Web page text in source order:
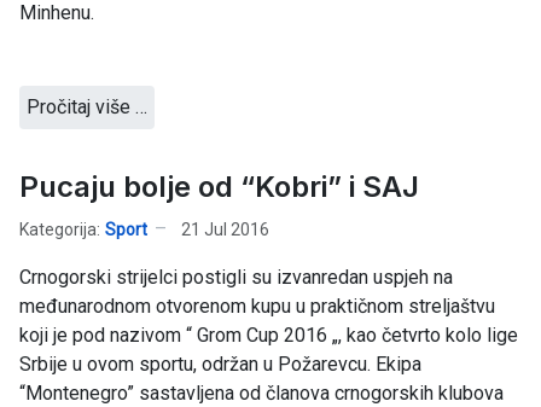
Minhenu.
Pročitaj više …
Pucaju bolje od “Kobri” i SAJ
Kategorija: Sport 21 Jul 2016
Crnogorski strijelci postigli su izvanredan uspjeh na
međunarodnom otvorenom kupu u praktičnom streljaštvu
koji je pod nazivom “ Grom Cup 2016 „, kao četvrto kolo lige
Srbije u ovom sportu, održan u Požarevcu. Ekipa
“Montenegro” sastavljena od članova crnogorskih klubova